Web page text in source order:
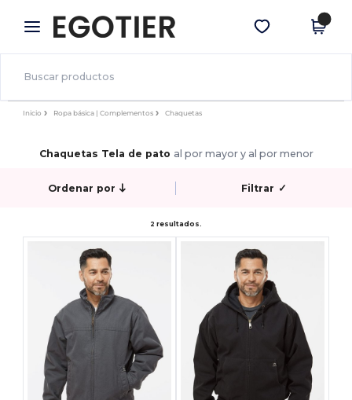
× App de Egotier
¡Mejores precios en app!
Descargar app
Inicio Ropa básica | Complementos Chaquetas
Chaquetas Tela de pato al por mayor y al por menor
Ordenar por Filtrar ✓
2 resultados.